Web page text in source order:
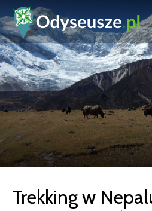
Trekking w